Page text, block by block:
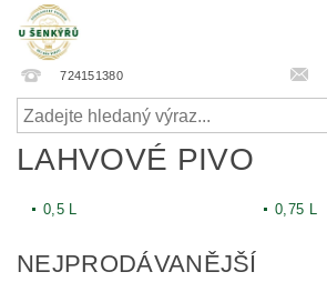
724151380
LAHVOVÉ PIVO
0,5 L 0,75 L
NEJPRODÁVANĚJŠÍ